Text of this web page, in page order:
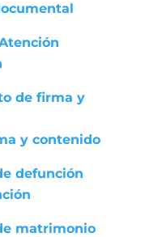
de firma y
y contenido
defunción
matrimonio